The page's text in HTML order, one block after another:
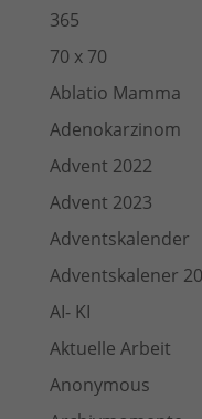
365
70 x 70
Ablatio Mamma
Adenokarzinom
Advent 2022
Advent 2023
Adventskalender
Adventskalener
AI- KI
Aktuelle Arbeit
Anonymous